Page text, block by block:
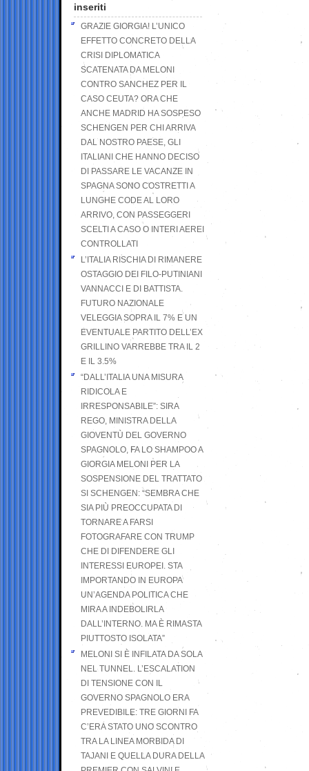
inseriti
GRAZIE GIORGIA! L’UNICO
EFFETTO CONCRETO DELLA
CRISI DIPLOMATICA
SCATENATA DA MELONI
CONTRO SANCHEZ PER IL
CASO CEUTA? ORA CHE
ANCHE MADRID HA SOSPESO
SCHENGEN PER CHI ARRIVA
DAL NOSTRO PAESE, GLI
ITALIANI CHE HANNO DECISO
DI PASSARE LE VACANZE IN
SPAGNA SONO COSTRETTI A
LUNGHE CODE AL LORO
ARRIVO, CON PASSEGGERI
SCELTI A CASO O INTERI AEREI
CONTROLLATI
L’ITALIA RISCHIA DI RIMANERE
OSTAGGIO DEI FILO-PUTINIANI
VANNACCI E DI BATTISTA.
FUTURO NAZIONALE
VELEGGIA SOPRA IL 7% E UN
EVENTUALE PARTITO DELL’EX
GRILLINO VARREBBE TRA IL 2
E IL 3.5%
“DALL’ITALIA UNA MISURA
RIDICOLA E
IRRESPONSABILE”: SIRA
REGO, MINISTRA DELLA
GIOVENTÙ DEL GOVERNO
SPAGNOLO, FA LO SHAMPOO A
GIORGIA MELONI PER LA
SOSPENSIONE DEL TRATTATO
SI SCHENGEN: “SEMBRA CHE
SIA PIÙ PREOCCUPATA DI
TORNARE A FARSI
FOTOGRAFARE CON TRUMP
CHE DI DIFENDERE GLI
INTERESSI EUROPEI. STA
IMPORTANDO IN EUROPA
UN’AGENDA POLITICA CHE
MIRA A INDEBOLIRLA
DALL’INTERNO. MA È RIMASTA
PIUTTOSTO ISOLATA”
MELONI SI È INFILATA DA SOLA
NEL TUNNEL. L’ESCALATION
DI TENSIONE CON IL
GOVERNO SPAGNOLO ERA
PREVEDIBILE: TRE GIORNI FA
C’ERA STATO UNO SCONTRO
TRA LA LINEA MORBIDA DI
TAJANI E QUELLA DURA DELLA